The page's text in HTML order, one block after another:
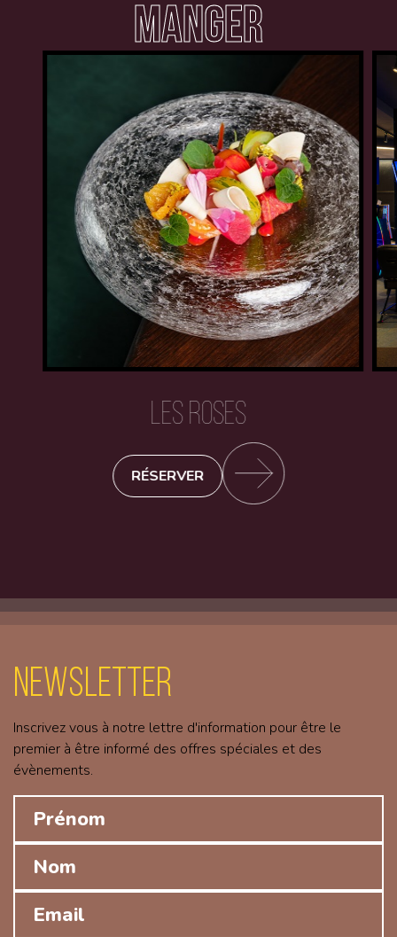
MANGER
LES ROSES
RÉSERVER
Newsletter
Inscrivez vous à notre lettre d'information pour être le
premier à être informé des offres spéciales et des
évènements.